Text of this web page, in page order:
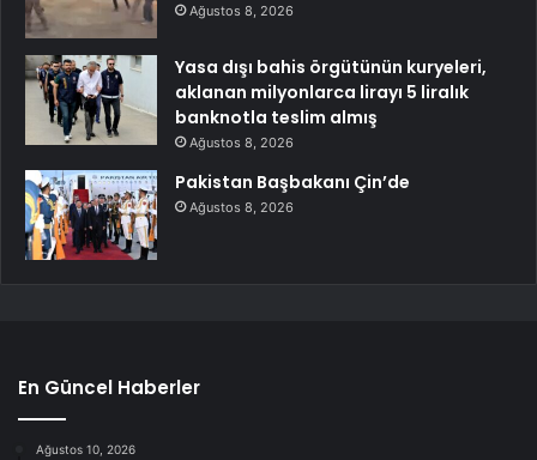
Ağustos 8, 2026
Yasa dışı bahis örgütünün kuryeleri,
aklanan milyonlarca lirayı 5 liralık
banknotla teslim almış
Ağustos 8, 2026
Pakistan Başbakanı Çin’de
Ağustos 8, 2026
En Güncel Haberler
Ağustos 10, 2026